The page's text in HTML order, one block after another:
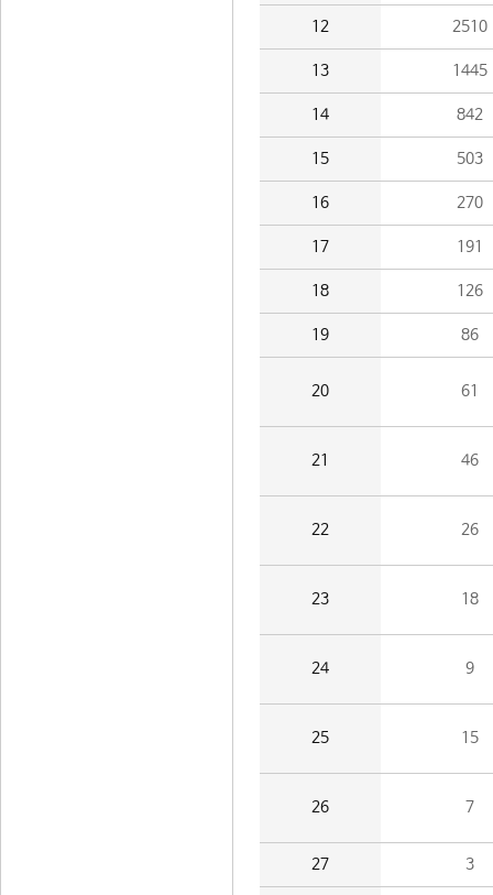
12 2510
13 1445
14 842
15 503
16 270
17 191
18 126
19 86
20 61
21 46
22 26
23 18
24 9
25 15
26 7
27 3